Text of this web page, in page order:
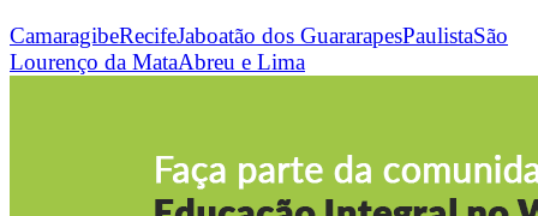
CamaragibeRecifeJaboatão dos GuararapesPaulistaSão
Lourenço da MataAbreu e Lima